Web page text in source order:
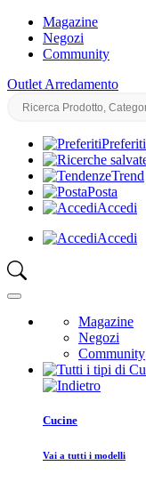
Magazine
Negozi
Community
Outlet Arredamento
Preferiti
Trend
Posta
Accedi
Accedi
Magazine
Negozi
Community
Cucine
Vai a tutti i modelli